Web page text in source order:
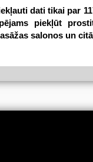
dati tikai par
piekļūt
salonos un